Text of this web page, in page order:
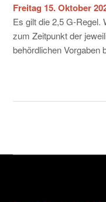
Freitag 15. Oktober
Es gilt die 2,5 G-
zum Zeitpunkt der
behördlichen Vorgaben